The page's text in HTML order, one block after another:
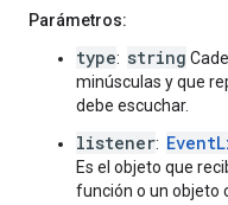
Parámetros:
type: string
minúsculas y que
debe escuchar.
listener:
Es el objeto que
función o un objeto